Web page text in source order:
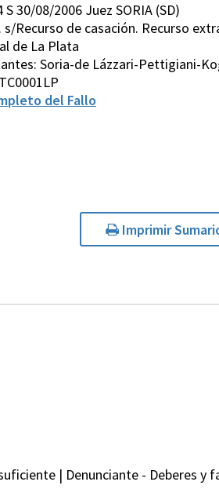
S 30/08/2006 Juez SORIA (SD)
s/Recurso de casación. Recurso
de La Plata
Soria-de Lázzari-Pettigiani-
del Fallo
Imprimir
| Denunciante - Deberes y